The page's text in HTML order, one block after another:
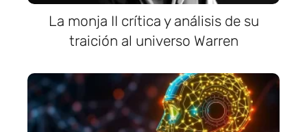
La monja II crítica y análisis de su
traición al universo Warren